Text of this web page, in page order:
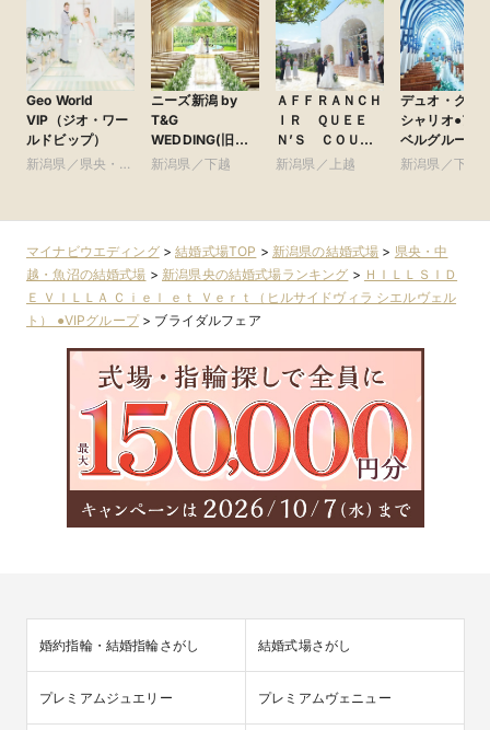
Geo World
VIP（ジオ・ワー
ルドビップ）
新潟県／県央・中
ニーズ新潟 by
T&G
WEDDING(旧
アーククラブ迎賓
新潟県／下越
ＡＦＦＲＡＮＣＨ
ＩＲ ＱＵＥＥ
Ｎ’Ｓ ＣＯＵＲ
Ｔ（アーフラン
グループ
新潟県／上越
デュオ・グラ
シャリオ●ア
ベルグループ
新潟県／下越
マイナビウエディング>結婚式場TOP > 新潟県の結婚式場 > 県央・中
越・魚沼の結婚式場 > 新潟県央の結婚式場ランキング > ＨＩＬＬＳＩＤ
Ｅ ＶＩＬＬＡ Ｃｉｅｌ ｅｔ Ｖｅｒｔ（ヒルサイドヴィラ シエルヴェル
ト） ●VIPグループ> ブライダルフェア
婚約指輪・結婚指輪さがし 結婚式場さがし
プレミアムジュエリー プレミアムヴェニュー